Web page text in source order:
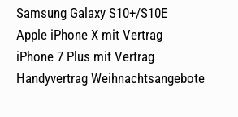
Samsung Galaxy S10+/S10E
Apple iPhone X mit Vertrag
iPhone 7 Plus mit Vertrag
Handyvertrag Weihnachtsangebote